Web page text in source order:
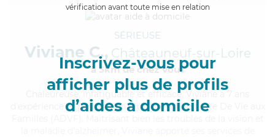
vérification avant toute mise en relation
Inscrivez-vous pour
afficher plus de profils
d’aides à domicile
SÉRIEUSE
Viviane C., Châteauneuf-sur-Loire
à 5km de chez Vous
, infatiguable et efficace, Viviane a 7 ans
d'expérience et possède un diplôme d'Assistante De Vie aux